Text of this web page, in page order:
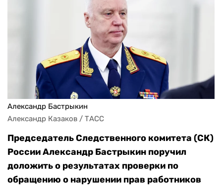
Александр Бастрыкин
Александр Казаков / ТАСС
Председатель Следственного комитета (СК)
России Александр Бастрыкин поручил
доложить о результатах проверки по
обращению о нарушении прав работников